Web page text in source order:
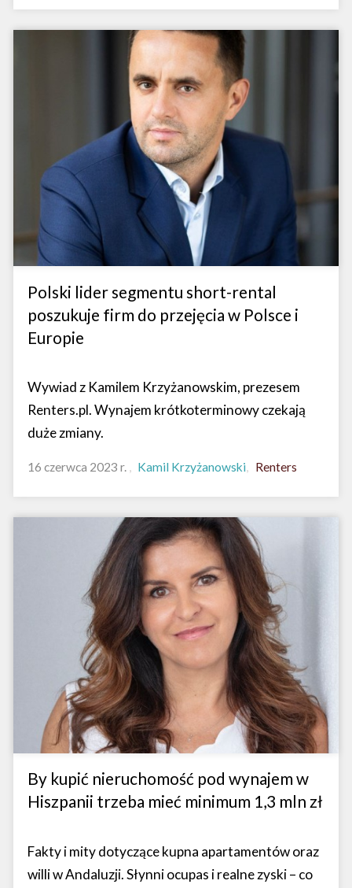
Polski lider segmentu short-rental
poszukuje firm do przejęcia w Polsce i
Europie
Wywiad z Kamilem Krzyżanowskim, prezesem
Renters.pl. Wynajem krótkoterminowy czekają
duże zmiany.
16 czerwca 2023 r. Kamil Krzyżanowski Renters
By kupić nieruchomość pod wynajem w
Hiszpanii trzeba mieć minimum 1,3 mln zł
Fakty i mity dotyczące kupna apartamentów oraz
willi w Andaluzji. Słynni ocupas i realne zyski – co